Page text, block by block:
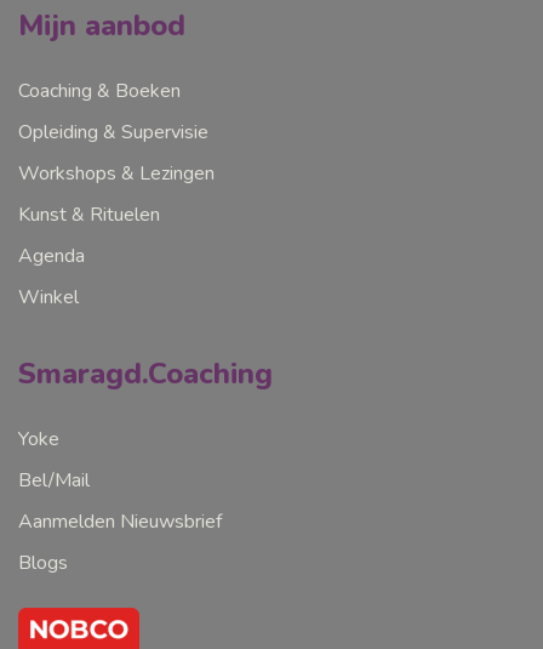
Mijn aanbod
Coaching & Boeken
Opleiding & Supervisie
Workshops & Lezingen
Kunst & Rituelen
Agenda
Winkel
Smaragd.Coaching
Yoke
Bel/Mail
Aanmelden Nieuwsbrief
Blogs